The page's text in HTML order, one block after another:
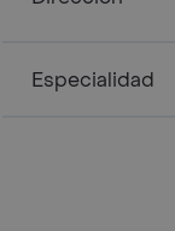
Especialidad